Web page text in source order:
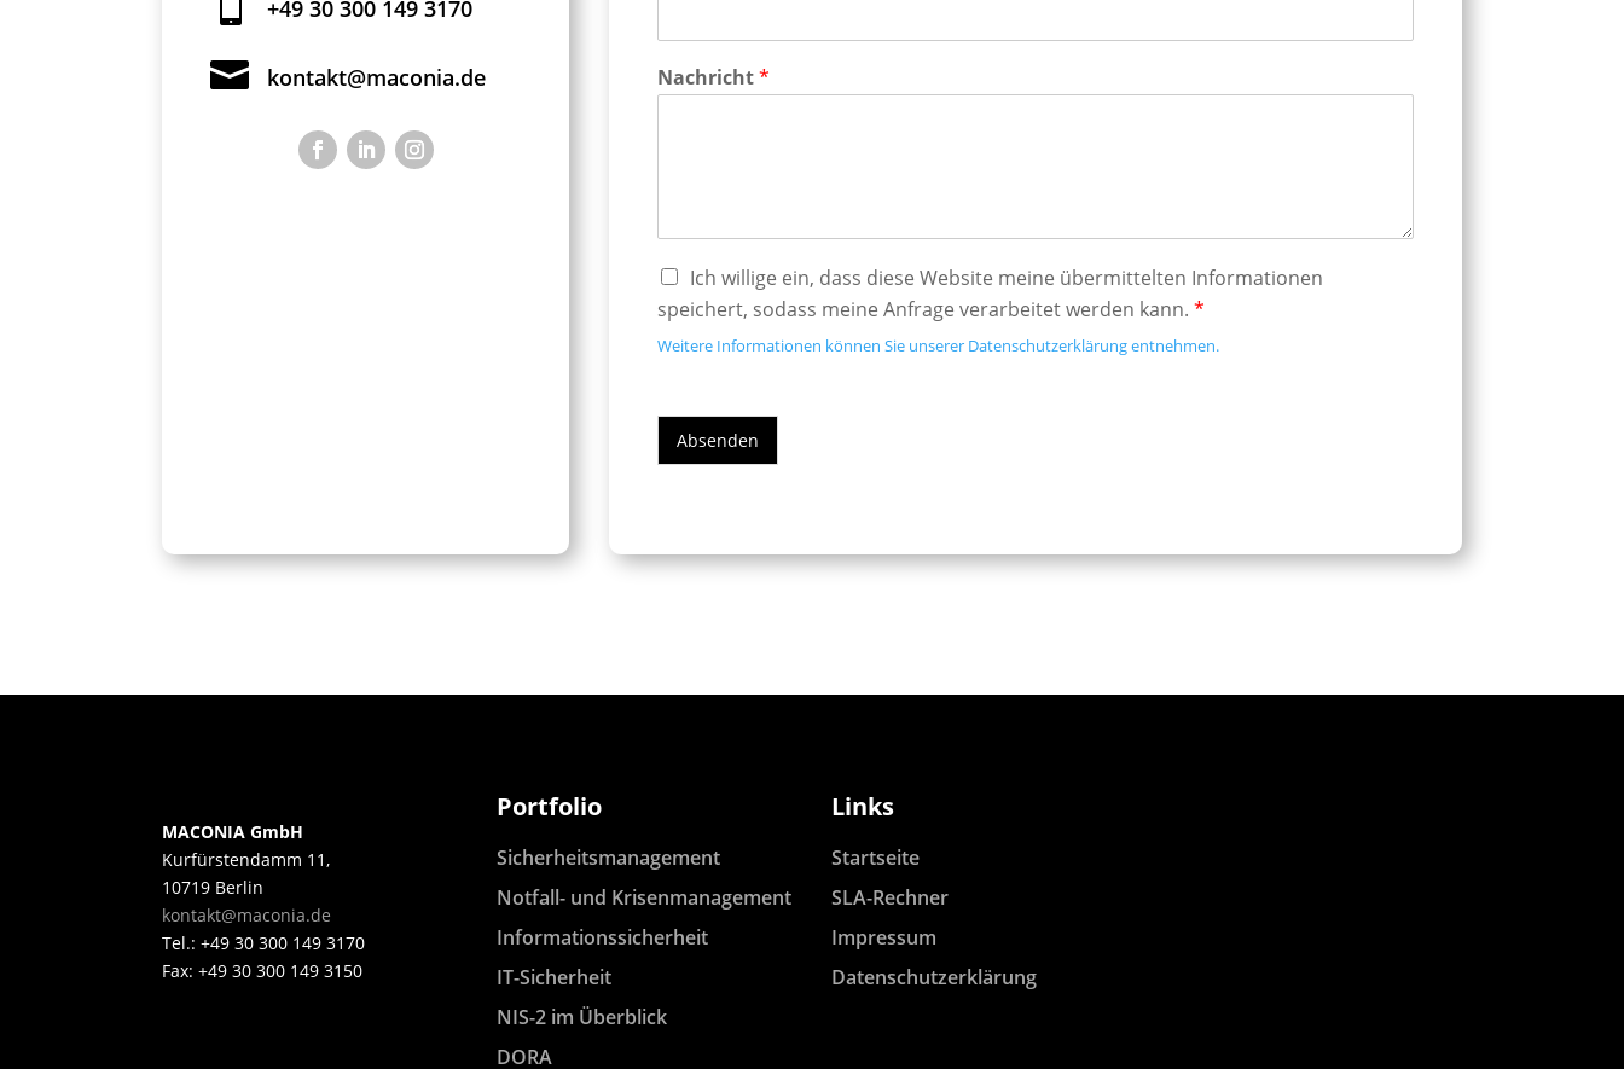
+49 30 300 149 3170
 kontakt@maconia.de Nachricht*
Ich willige ein, dass diese Website meine übermittelten Informationen
speichert, sodass meine Anfrage verarbeitet werden kann. *
Weitere Informationen können Sie unserer Datenschutzerklärung entnehmen.
Absenden
MACONIA GmbH
Kurfürstendamm 11,
10719 Berlin
kontakt@maconia.de
Tel.: +49 30 300 149 3170
Fax: +49 30 300 149 3150
Portfolio
Sicherheitsmanagement
Notfall- und Krisenmanagement
Informationssicherheit
IT-Sicherheit
NIS-2 im Überblick
DORA
Links
Startseite
SLA-Rechner
Impressum
Datenschutzerklärung